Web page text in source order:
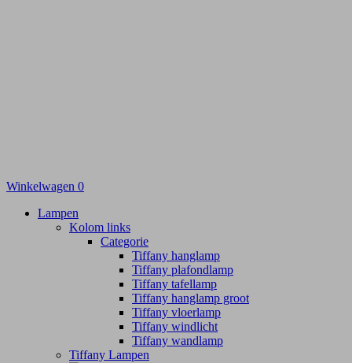
Winkelwagen 0
Lampen
Kolom links
Categorie
Tiffany hanglamp
Tiffany plafondlamp
Tiffany tafellamp
Tiffany hanglamp groot
Tiffany vloerlamp
Tiffany windlicht
Tiffany wandlamp
Tiffany Lampen